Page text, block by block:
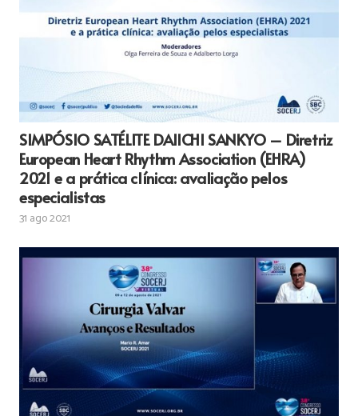
SIMPÓSIO SATÉLITE DAIICHI SANKYO – Diretriz
European Heart Rhythm Association (EHRA)
2021 e a prática clínica: avaliação pelos
especialistas
31 ago 2021